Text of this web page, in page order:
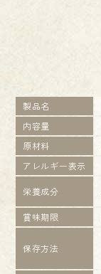
製品名
内容量
原材料
アレルギー表示
栄養成分
賞味期限
保存方法